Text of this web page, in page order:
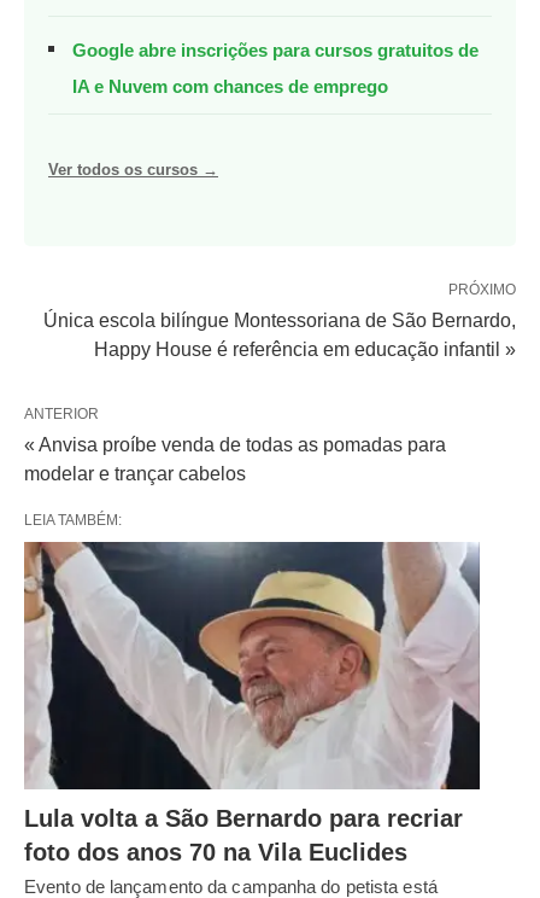
Google abre inscrições para cursos gratuitos de
IA e Nuvem com chances de emprego
Ver todos os cursos →
PRÓXIMO
Única escola bilíngue Montessoriana de São Bernardo,
Happy House é referência em educação infantil »
ANTERIOR
« Anvisa proíbe venda de todas as pomadas para
modelar e trançar cabelos
LEIA TAMBÉM:
Lula volta a São Bernardo para recriar
foto dos anos 70 na Vila Euclides
Evento de lançamento da campanha do petista está